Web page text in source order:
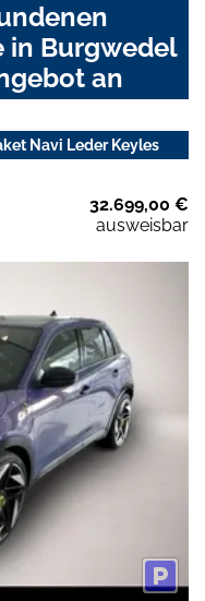
in Burgwedel
an
Navi Leder Keyles
32.699,00 €
ausweisbar